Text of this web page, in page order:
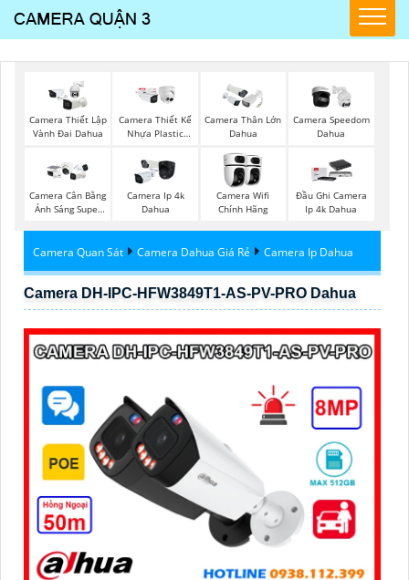
Camera Thiết Lập
Vành Đai Dahua
Camera Thiết Kế
Nhựa Plastic
Camera Thân Lớn
Dahua
Camera Speedom
Dahua
Camera Cân Bằng
Ánh Sáng Super
Camera Ip 4k
Dahua
Camera Wifi
Chính Hãng
Đầu Ghi Camera
Ip 4k Dahua
Camera Quan Sát Camera Dahua Giá Rẻ Camera Ip Dahua
Camera DH-IPC-HFW3849T1-AS-PV-PRO Dahua